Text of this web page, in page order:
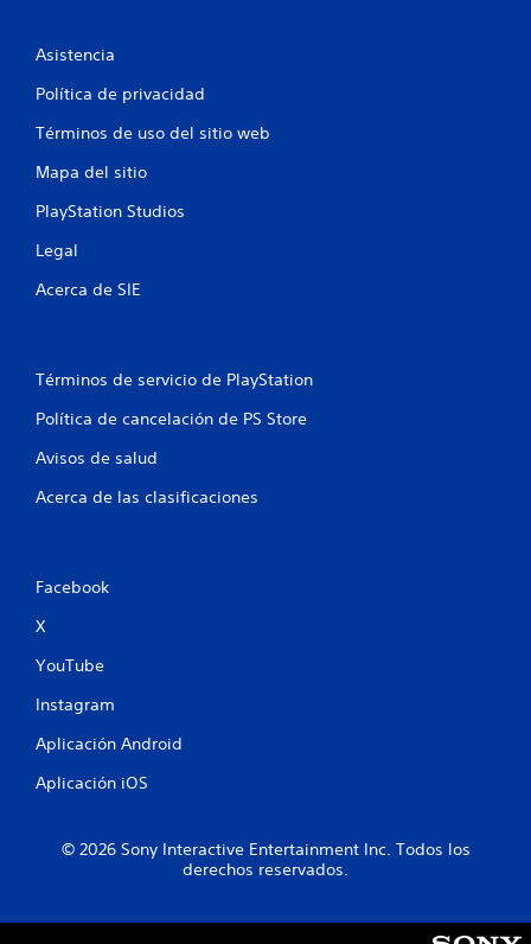
Asistencia
Política de privacidad
Términos de uso del sitio web
Mapa del sitio
PlayStation Studios
Legal
Acerca de SIE
Términos de servicio de PlayStation
Política de cancelación de PS Store
Avisos de salud
Acerca de las clasificaciones
Facebook
X
YouTube
Instagram
Aplicación Android
Aplicación iOS
© 2026 Sony Interactive Entertainment Inc. Todos los
derechos reservados.